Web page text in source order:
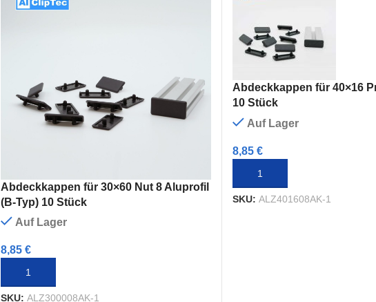
Abdeckkappen für 30×60 Nut 8 Aluprofil
(B-Typ) 10 Stück
Auf Lager
8,85 €
IN DEN WARENKORB
SKU: ALZ300008AK-1
Abdeckkappen für 40×16
10 Stück
Auf Lager
8,85 €
IN DEN WARENKORB
SKU: ALZ401608AK-1